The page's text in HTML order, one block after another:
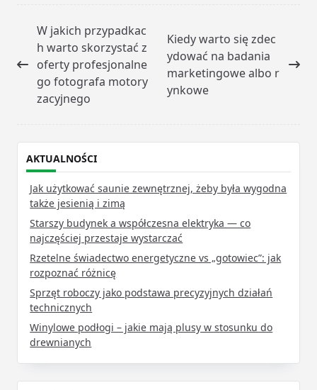
<span
class="nav-
subtitle
screen-
reader-
W jakich przypadkac
h warto skorzystać z
oferty profesjonalne
go fotografa motory
zacyjnego
Kiedy warto się zdec
ydować na badania
marketingowe albo r
ynkowe
AKTUALNOŚCI
Jak użytkować saunie zewnętrznej, żeby była wygodna
także jesienią i zimą
Starszy budynek a współczesna elektryka — co
najczęściej przestaje wystarczać
Rzetelne świadectwo energetyczne vs „gotowiec”: jak
rozpoznać różnicę
Sprzęt roboczy jako podstawa precyzyjnych działań
technicznych
Winylowe podłogi – jakie mają plusy w stosunku do
drewnianych